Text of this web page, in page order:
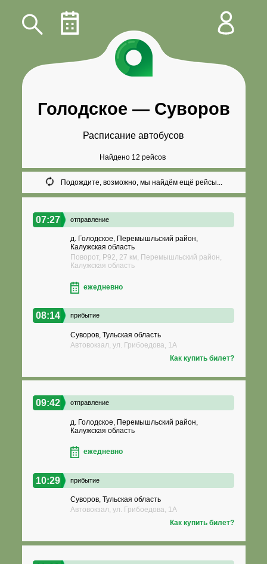
Голодское — Суворов
Расписание автобусов
Найдено 12 рейсов
Подождите, возможно, мы найдём ещё рейсы...
07:27 отправление
д. Голодское, Перемышльский район,
Калужская область
Поворот, Р92, 27 км, Перемышльский район,
Калужская область
ежедневно
08:14 прибытие
Суворов, Тульская область
Автовокзал, ул. Грибоедова, 1А
Как купить билет?
09:42 отправление
д. Голодское, Перемышльский район,
Калужская область
ежедневно
10:29 прибытие
Суворов, Тульская область
Автовокзал, ул. Грибоедова, 1А
Как купить билет?